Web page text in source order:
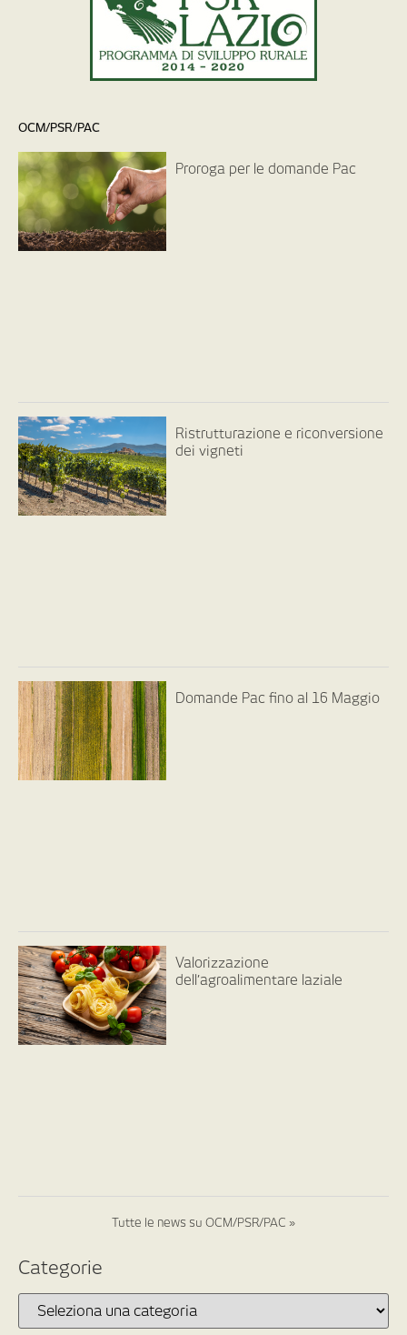
OCM/PSR/PAC
Proroga per le domande Pac
Ristrutturazione e riconversione
dei vigneti
Domande Pac fino al 16 Maggio
Valorizzazione
dell’agroalimentare laziale
Tutte le news su OCM/PSR/PAC »
Categorie